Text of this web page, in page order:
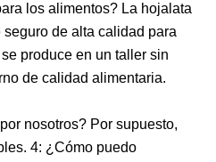
los alimentos? La hojalata
de alta calidad para
produce en un taller sin
de calidad alimentaria.
nosotros? Por supuesto,
4: ¿Cómo puedo